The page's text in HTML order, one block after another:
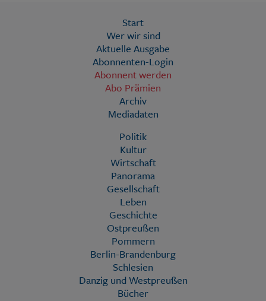
Start
Wer wir sind
Aktuelle Ausgabe
Abonnenten-Login
Abonnent werden
Abo Prämien
Archiv
Mediadaten
Politik
Kultur
Wirtschaft
Panorama
Gesellschaft
Leben
Geschichte
Ostpreußen
Pommern
Berlin-Brandenburg
Schlesien
Danzig und Westpreußen
Bücher